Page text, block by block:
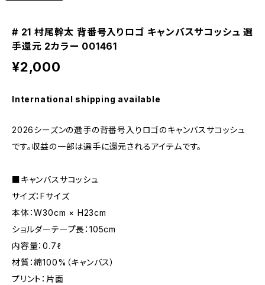
# 21 村尾幹太 背番号入りロゴ キャンバスサコッシュ 選
手還元 2カラー 001461
¥2,000
International shipping available
2026シーズンの選手の背番号入りロゴのキャンバスサコッシュ
です。収益の一部は選手に還元されるアイテムです。
■キャンバスサコッシュ
サイズ：Fサイズ
本体：W30cm × H23cm
ショルダーテープ長：105cm
内容量：0.7ℓ
材質：綿100%（キャンバス）
プリント：片面